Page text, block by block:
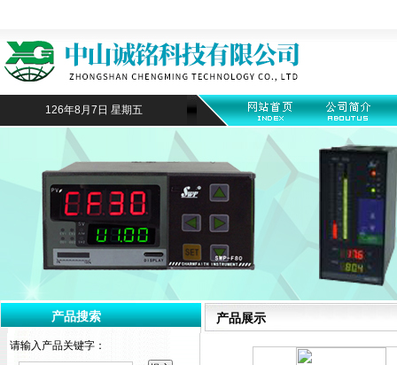
126年8月7日 星期五
产品搜索
请输入产品关键字：
产品展示